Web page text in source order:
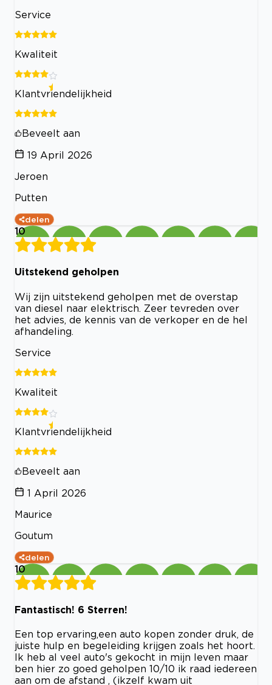
Service
Kwaliteit
Klantvriendelijkheid
Beveelt aan
19 April 2026
Jeroen
Putten
delen
10
Uitstekend geholpen
Wij zijn uitstekend geholpen met de overstap
van diesel naar elektrisch. Zeer tevreden over
het advies, de kennis van de verkoper en de hel
afhandeling.
Service
Kwaliteit
Klantvriendelijkheid
Beveelt aan
1 April 2026
Maurice
Goutum
delen
10
Fantastisch! 6 Sterren!
Een top ervaring,een auto kopen zonder druk, de
juiste hulp en begeleiding krijgen zoals het hoort.
Ik heb al veel auto's gekocht in mijn leven maar
ben hier zo goed geholpen 10/10 ik raad iedereen
aan om de afstand , (ikzelf kwam uit